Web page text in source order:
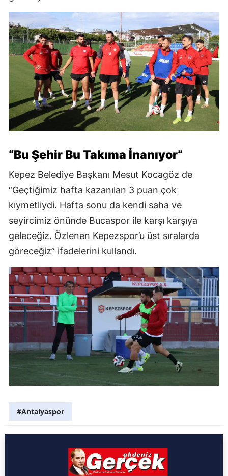
“Bu Şehir Bu Takıma İnanıyor”
Kepez Belediye Başkanı Mesut Kocagöz de
“Geçtiğimiz hafta kazanılan 3 puan çok
kıymetliydi. Hafta sonu da kendi saha ve
seyircimiz önünde Bucaspor ile karşı karşıya
geleceğiz. Özlenen Kepezspor’u üst sıralarda
göreceğiz” ifadelerini kullandı.
#Antalyaspor